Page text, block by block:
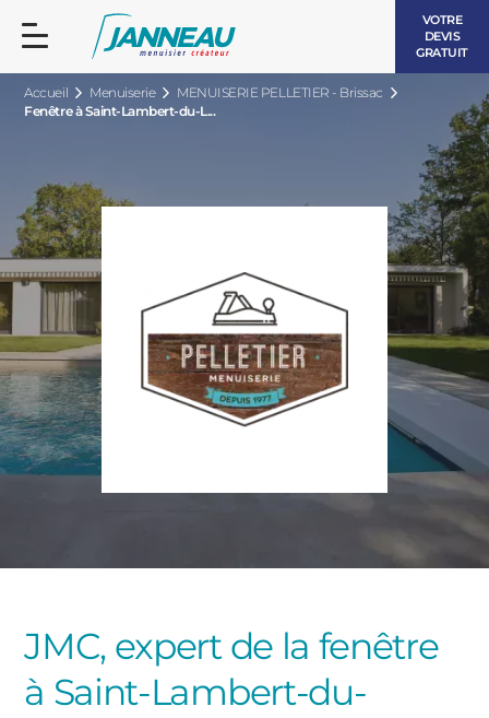
VOTRE
DEVIS
GRATUIT
Accueil Menuiserie
MENUISERIE PELLETIER - Brissac
Fenêtre à Saint-Lambert-du-L...
JMC, expert de la fenêtre
à Saint-Lambert-du-
FENÊTRES ET PORTES-FENÊTRES
BOIS
BAIES VITRÉES
PORTES D’ENTRÉE
LES CONTEMPORAINES
LES INTEMPORELLES
LES LUMINEUSES
VOLETS ROULANTS
PERGOLAS
CARPORTS
CLÔTURES